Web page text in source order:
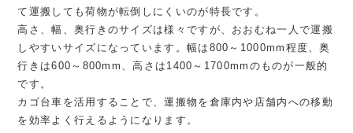
て運搬しても荷物が転倒しにくいのが特長です。
高さ、幅、奥行きのサイズは様々ですが、おおむね一人で運搬
しやすいサイズになっています。幅は800～1000mm程度、奥
行きは600～800mm、高さは1400～1700mmのものが一般的
です。
カゴ台車を活用することで、運搬物を倉庫内や店舗内への移動
を効率よく行えるようになります。